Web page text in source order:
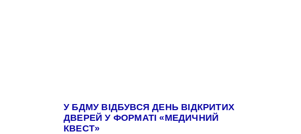
У БДМУ ВІДБУВСЯ ДЕНЬ ВІДКРИТИХ
ДВЕРЕЙ У ФОРМАТІ «МЕДИЧНИЙ
КВЕСТ»